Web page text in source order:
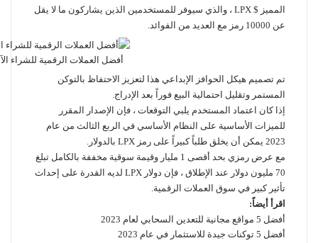
المميز $ LPX ، والذي سيوفر للمستخدمين الذين يشاركون ما لا يقل
عن 10000 رمز مع العديد من الفوائد.
أفضل العملات الرقمية للشراء الآن
تم تصميم هيكل الحوافز الإبداعي هذا لتعزيز الاحتفاظ بالتوكن
المستمر وتقليل احتمالية البيع فوراً بعد الإدراج.
إذا كان اعتماد المستخدم يلبي التوقعات ، فإن الإصدار المقرر
للميزات الأساسية على النظام الأساسي في الربع الثالث من عام
2023 يمكن أن يخلق طلباً كبيراً على رمز LPX بالدولار.
مع عرض رمزي بحد أقصى 1 مليار وقيمة سوقية مخففة بالكامل تبلغ
70 مليون دولار عند الإطلاق ، فإن دولار LPX لديه القدرة على إحداث
تأثير كبير في سوق العملات الرقمية.
اقرأ أيضاً:
أفضل 5 مواقع مجانية للتعدين السحابي لعام 2023
أفضل 5 توكنات جيدة للاستثمار في عام 2023